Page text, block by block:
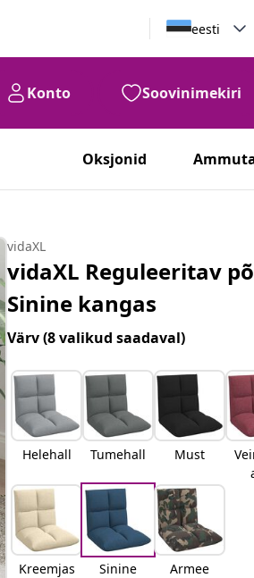
eesti
Konto Soovinimekiri
Oksjonid
vidaXL
vidaXL Reguleeritav
Sinine kangas
Värv(8 valikud saadaval)
Helehall Tumehall Must
Kreemjas Sinine
Armee